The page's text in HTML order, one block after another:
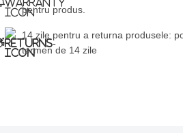
pentru produs.
14 zile pentru a returna produsele:
termen de 14 zile